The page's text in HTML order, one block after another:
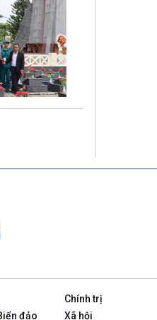
Chính trị
đảo Xã hội